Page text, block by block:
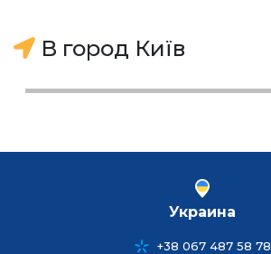
В город Київ
Украина
+38 067 487 58 78